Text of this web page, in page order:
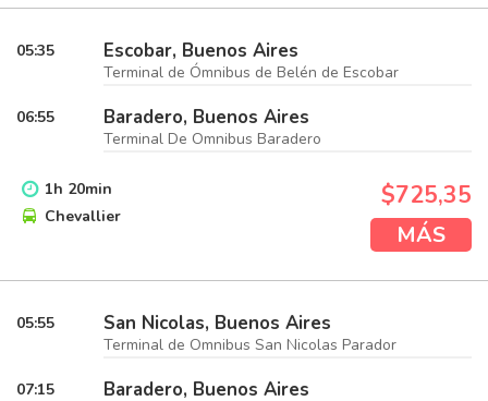
05:35 Escobar, Buenos Aires
Terminal de Ómnibus de Belén de Escobar
06:55 Baradero, Buenos Aires
Terminal De Omnibus Baradero
1h 20min
Chevallier
$725,35
MÁS
05:55 San Nicolas, Buenos Aires
Terminal de Omnibus San Nicolas Parador
07:15 Baradero, Buenos Aires